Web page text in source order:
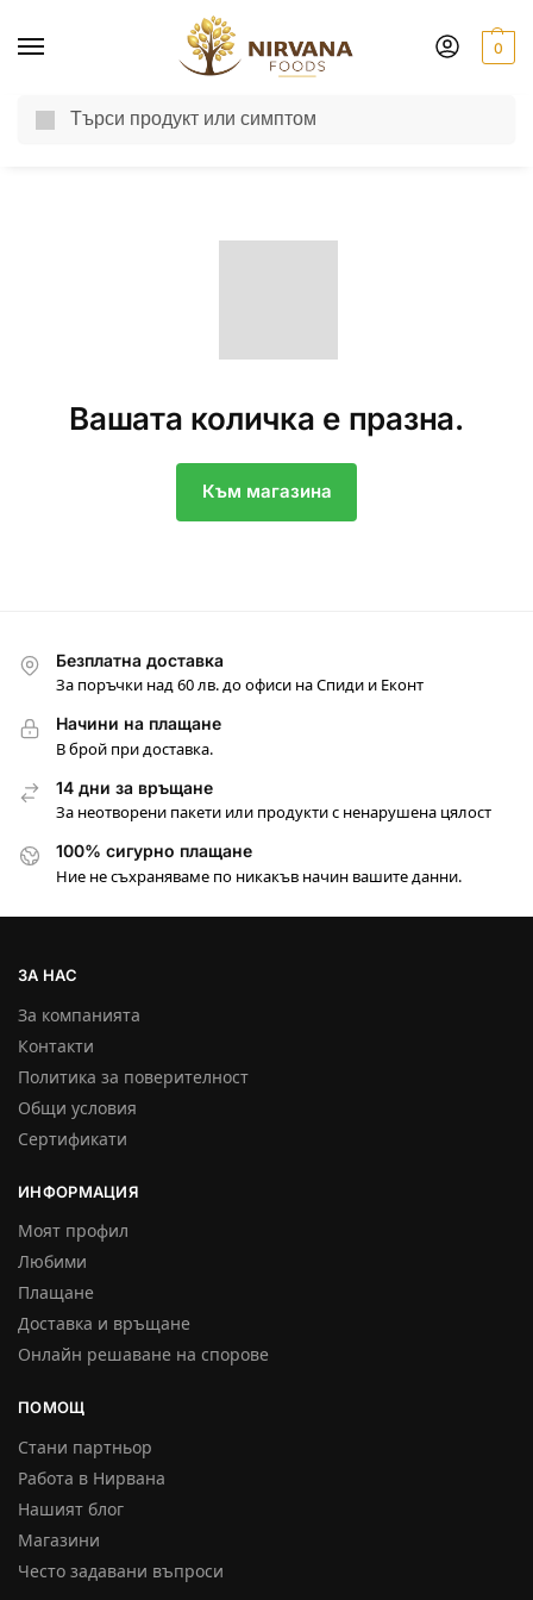
0
Доставка до другия ден за поръчки пон-пет до 13:00 ч.
Вашата количка е празна.
Към магазина
Безплатна доставка
За поръчки над 60 лв. до офиси на Спиди и Еконт
Начини на плащане
В брой при доставка.
14 дни за връщане
За неотворени пакети или продукти с ненарушена цялост
100% сигурно плащане
Ние не съхраняваме по никакъв начин вашите данни.
ЗА НАС
За компанията
Контакти
Политика за поверителност
Общи условия
Сертификати
ИНФОРМАЦИЯ
Моят профил
Любими
Плащане
Доставка и връщане
Онлайн решаване на спорове
ПОМОЩ
Стани партньор
Работа в Нирвана
Нашият блог
Магазини
Често задавани въпроси